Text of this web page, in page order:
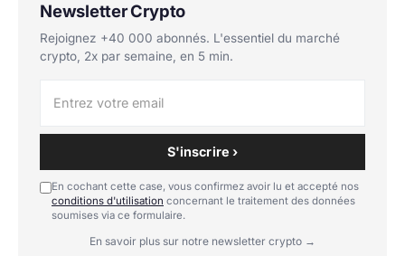
Newsletter Crypto
Rejoignez +40 000 abonnés. L'essentiel du marché
crypto, 2x par semaine, en 5 min.
S'inscrire ›
En cochant cette case, vous confirmez avoir lu et accepté nos
conditions d'utilisation concernant le traitement des données
soumises via ce formulaire.
En savoir plus sur notre newsletter crypto →